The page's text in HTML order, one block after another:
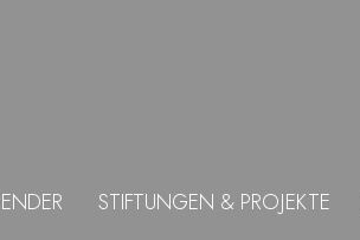
STIFTUNGEN & PROJEKTE